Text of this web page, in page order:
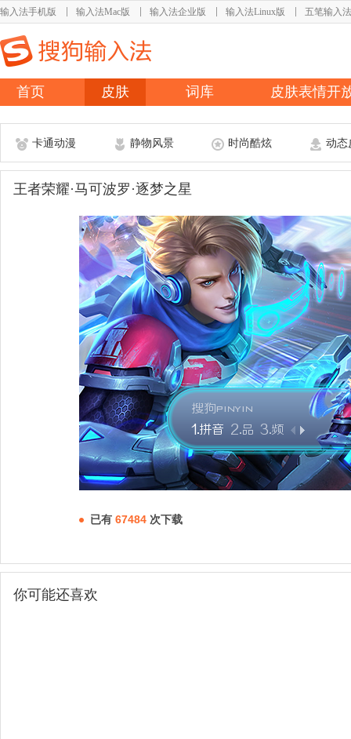
输入法手机版 输入法Mac版 输入法企业版 输入法Linux版 五笔输入法
首页 皮肤 词库 皮肤表情开
卡通动漫 静物风景 时尚酷炫 动态
王者荣耀·马可波罗·逐梦之星
已有 67484 次下载
你可能还喜欢